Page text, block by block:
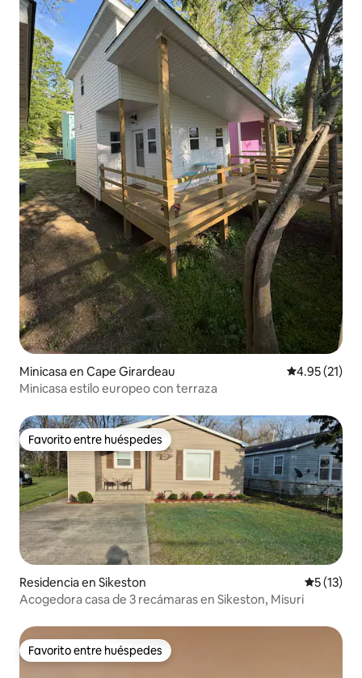
Minicasa en Cape Girardeau Calificación
4.95 (21)
Minicasa estilo europeo con terraza
Favorito entre huéspedes
Favorito entre huéspedes
Residencia en Sikeston
5 (13)
Acogedora casa de 3 recámaras en Sikeston, Misuri
Favorito entre huéspedes
Favorito entre huéspedes